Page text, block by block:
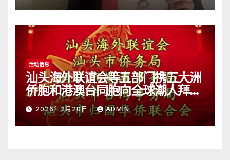
活动信息
汕头海外联谊会等五部门携五大洲
侨胞和港澳台同胞向全球潮人拜
年！
2026年2月20日 ADMIN